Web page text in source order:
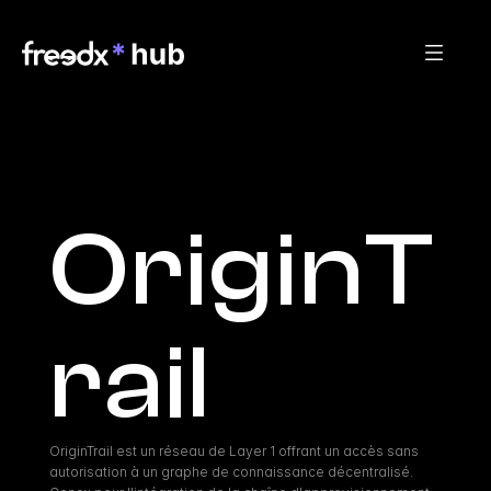
OriginT
rail
OriginTrail est un réseau de Layer 1 offrant un accès sans
autorisation à un graphe de connaissance décentralisé.